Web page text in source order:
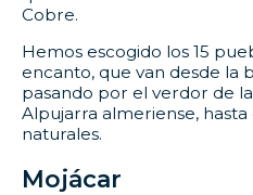
Cobre.
Hemos escogido los 15
encanto, que van desde la
pasando por el verdor de
Alpujarra almeriense, hasta
naturales.
Mojácar